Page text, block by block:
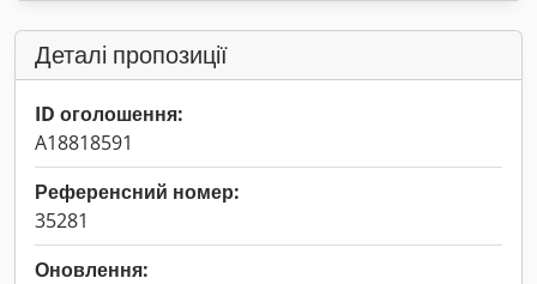
Деталі пропозиції
ID оголошення:
A18818591
Референсний номер:
35281
Оновлення: